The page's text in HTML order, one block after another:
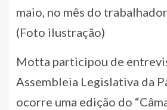
maio, no mês do
(Foto ilustração)
Motta participou de
Assembleia Legislativa da
ocorre uma edição do